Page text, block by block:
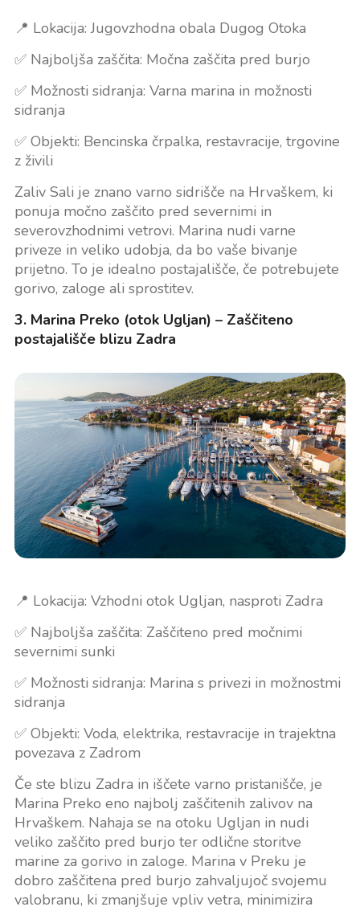
📍 Lokacija: Jugovzhodna obala Dugog Otoka
✅ Najboljša zaščita: Močna zaščita pred burjo
✅ Možnosti sidranja: Varna marina in možnosti
sidranja
✅ Objekti: Bencinska črpalka, restavracije, trgovine
z živili
Zaliv Sali je znano varno sidrišče na Hrvaškem, ki
ponuja močno zaščito pred severnimi in
severovzhodnimi vetrovi. Marina nudi varne
priveze in veliko udobja, da bo vaše bivanje
prijetno. To je idealno postajališče, če potrebujete
gorivo, zaloge ali sprostitev.
3. Marina Preko (otok Ugljan) – Zaščiteno
postajališče blizu Zadra
📍 Lokacija: Vzhodni otok Ugljan, nasproti Zadra
✅ Najboljša zaščita: Zaščiteno pred močnimi
severnimi sunki
✅ Možnosti sidranja: Marina s privezi in možnostmi
sidranja
✅ Objekti: Voda, elektrika, restavracije in trajektna
povezava z Zadrom
Če ste blizu Zadra in iščete varno pristanišče, je
Marina Preko eno najbolj zaščitenih zalivov na
Hrvaškem. Nahaja se na otoku Ugljan in nudi
veliko zaščito pred burjo ter odlične storitve
marine za gorivo in zaloge. Marina v Preku je
dobro zaščitena pred burjo zahvaljujoč svojemu
valobranu, ki zmanjšuje vpliv vetra, minimizira